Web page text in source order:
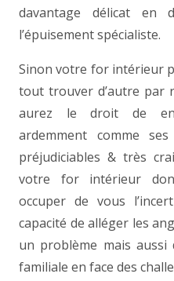
davantage délicat en
l’épuisement spécialiste.
Sinon votre for intérieur
tout trouver d’autre par
aurez le droit de en
ardemment comme
préjudiciables & très
votre for intérieur
occuper de vous
capacité de alléger les
un problème mais aussi
familiale en face des